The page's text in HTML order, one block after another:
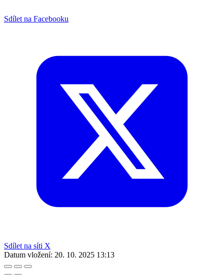
Sdílet na Facebooku
Sdílet na síti X
Datum vložení: 20. 10. 2025 13:13